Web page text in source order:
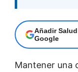
Añadir
Google
Mantener una